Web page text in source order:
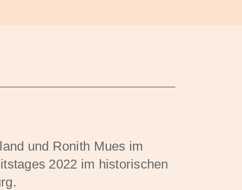
und Ronith Mues im
2022 im historischen